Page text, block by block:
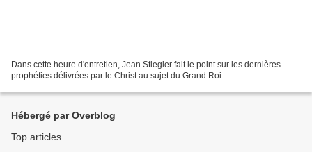
Dans cette heure d'entretien, Jean Stiegler fait le point sur les dernières
prophéties délivrées par le Christ au sujet du Grand Roi.
Hébergé par Overblog
Top articles